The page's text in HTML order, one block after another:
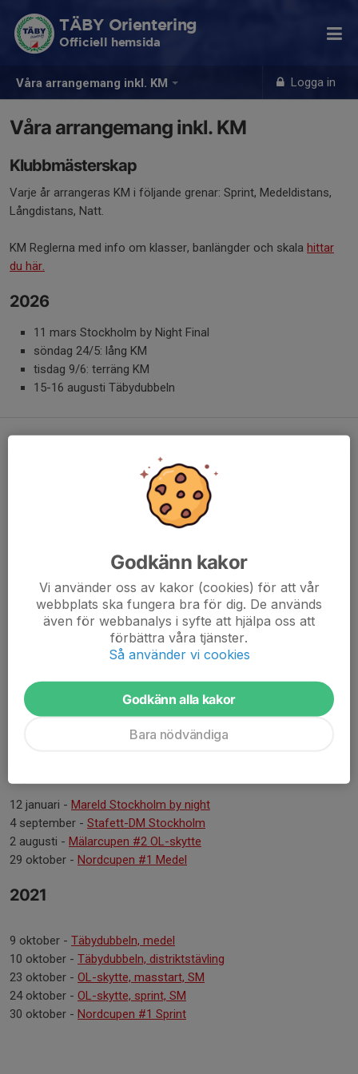
Våra arrangemang inkl. KM Logga in
TÄBY Orientering
Officiell hemsida
Våra arrangemang inkl. KM
Klubbmästerskap
Varje år arrangeras KM i följande grenar: Sprint, Medeldistans,
Långdistans, Natt.
KM Reglerna med info om klasser, banlängder och skala hittar
du här.
2026
11 mars Stockholm by Night Final
söndag 24/5: lång KM
tisdag 9/6: terräng KM
15-16 augusti Täbydubbeln
12 januari NärskidO tävling Jarlabankes golfklubb
15 april Roslagsveteranerna Skålhamra
22 maj Ungdomsserien krets Norr 3
16-17 augusti Bromsebydubbeln, nationell tävling
16 oktober Rösjöbadet
8 november Nordcupen
2024
29 januari -
9 september -
Täbydubbeln, medeldistans
Nordcupen, Deltävling 5
12 januari - Mareld Stockholm by night
4 september - Stafett-DM Stockholm
2 augusti - Mälarcupen #2 OL-skytte
29 oktober - Nordcupen #1 Medel
2021
9 oktober - Täbydubbeln, medel
10 oktober - Täbydubbeln, distriktstävling
23 oktober - OL-skytte, masstart, SM
24 oktober - OL-skytte, sprint, SM
30 oktober - Nordcupen #1 Sprint
Godkänn kakor
Vi använder oss av kakor (cookies) för att vår
webbplats ska fungera bra för dig. De används
även för webbanalys i syfte att hjälpa oss att
förbättra våra tjänster.
Så använder vi cookies
Godkänn alla kakor
Bara nödvändiga